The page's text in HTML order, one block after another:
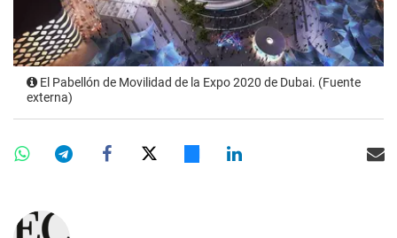
El Pabellón de Movilidad de la Expo 2020 de Dubai. (Fuente
externa)